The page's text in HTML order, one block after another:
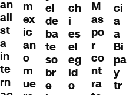
an
ali
st
a
in
te
rn
m
ex
ic
an
o
m
ue
el
de
ba
te
so
br
e
ch
i
es
el
eg
id
o
M
as
po
r
co
nt
ra
ci
a
a
Bi
pa
y
tr